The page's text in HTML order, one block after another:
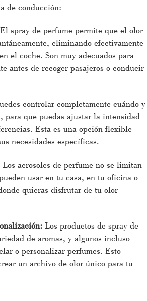
de conducción:
El spray de perfume permite que el olor
eliminando efectivamente
el coche. Son muy adecuados para
antes de recoger pasajeros o conducir
controlar completamente cuándo y
para que puedas ajustar la intensidad
Esta es una opción flexible
necesidades específicas.
Los aerosoles de perfume no se limitan
usar en tu casa, en tu oficina o
quieras disfrutar de tu olor
Los productos de spray de
de aromas, y algunos incluso
o personalizar perfumes. Esto
un archivo de olor único para tu